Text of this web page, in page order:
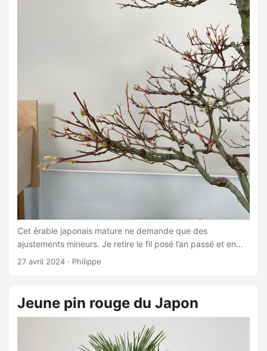
Cet érable japonais mature ne demande que des
ajustements mineurs. Je retire le fil posé l’an passé et en
ajoute à quelques endroits pour corriger la position de
27 avril 2024 · Philippe
Jeune pin rouge du Japon